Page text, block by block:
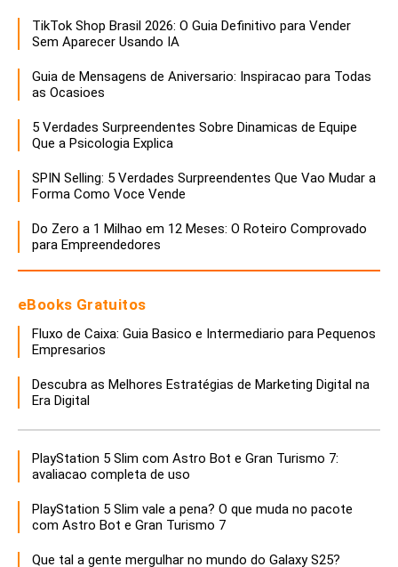
TikTok Shop Brasil 2026: O Guia Definitivo para Vender
Sem Aparecer Usando IA
Guia de Mensagens de Aniversario: Inspiracao para Todas
as Ocasioes
5 Verdades Surpreendentes Sobre Dinamicas de Equipe
Que a Psicologia Explica
SPIN Selling: 5 Verdades Surpreendentes Que Vao Mudar a
Forma Como Voce Vende
Do Zero a 1 Milhao em 12 Meses: O Roteiro Comprovado
para Empreendedores
eBooks Gratuitos
Fluxo de Caixa: Guia Basico e Intermediario para Pequenos
Empresarios
Descubra as Melhores Estratégias de Marketing Digital na
Era Digital
PlayStation 5 Slim com Astro Bot e Gran Turismo 7:
avaliacao completa de uso
PlayStation 5 Slim vale a pena? O que muda no pacote
com Astro Bot e Gran Turismo 7
Que tal a gente mergulhar no mundo do Galaxy S25?